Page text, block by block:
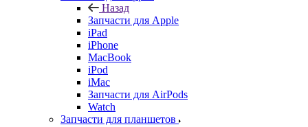
Назад
Запчасти для Apple
iPad
iPhone
MacBook
iPod
iMac
Запчасти для AirPods
Watch
Запчасти для планшетов